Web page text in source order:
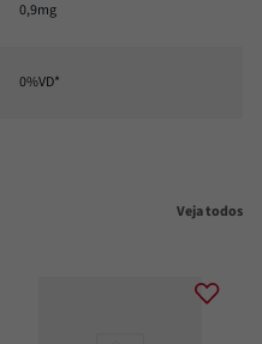
0,9mg
0%VD*
Veja todos